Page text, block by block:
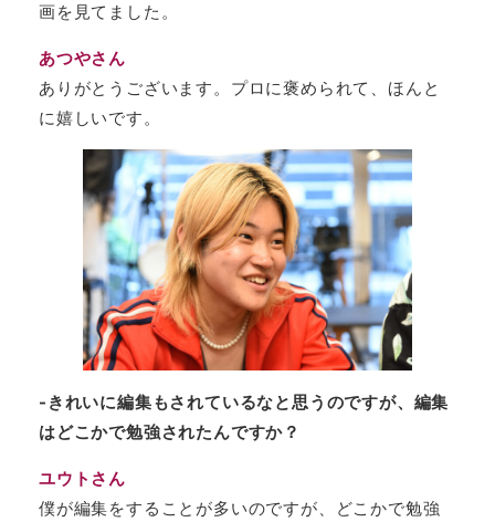
画を見てました。
あつやさん
ありがとうございます。プロに褒められて、ほんと
に嬉しいです。
-きれいに編集もされているなと思うのですが、編集
はどこかで勉強されたんですか？
ユウトさん
僕が編集をすることが多いのですが、どこかで勉強